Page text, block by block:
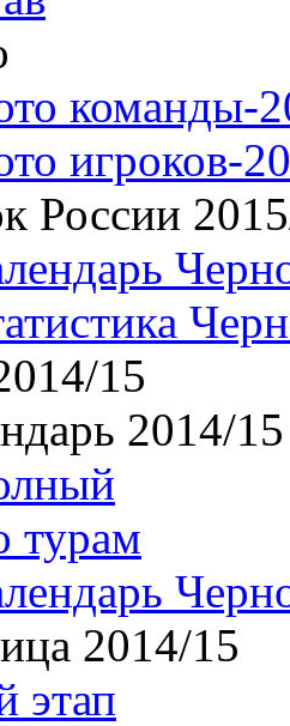
команды-
игроков-
России
15
2014/15
турам
2014/15
этап